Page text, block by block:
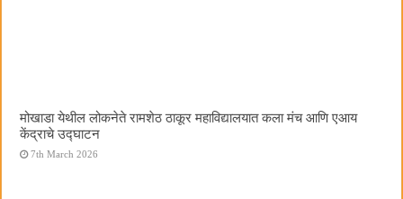
मोखाडा येथील लोकनेते रामशेठ ठाकूर महाविद्यालयात कला मंच आणि एआय
केंद्राचे उद्घाटन
7th March 2026